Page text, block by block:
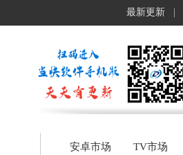
最新更新
安卓市场 TV市场